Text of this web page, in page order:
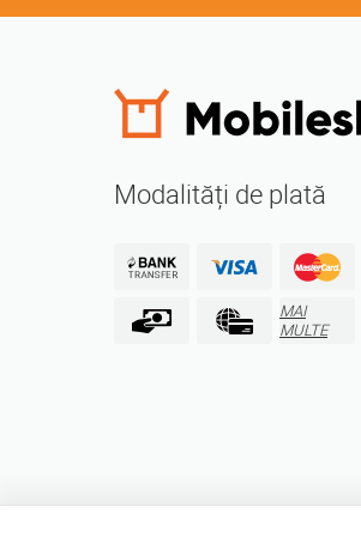
Modalități de plată
MAI
MULTE